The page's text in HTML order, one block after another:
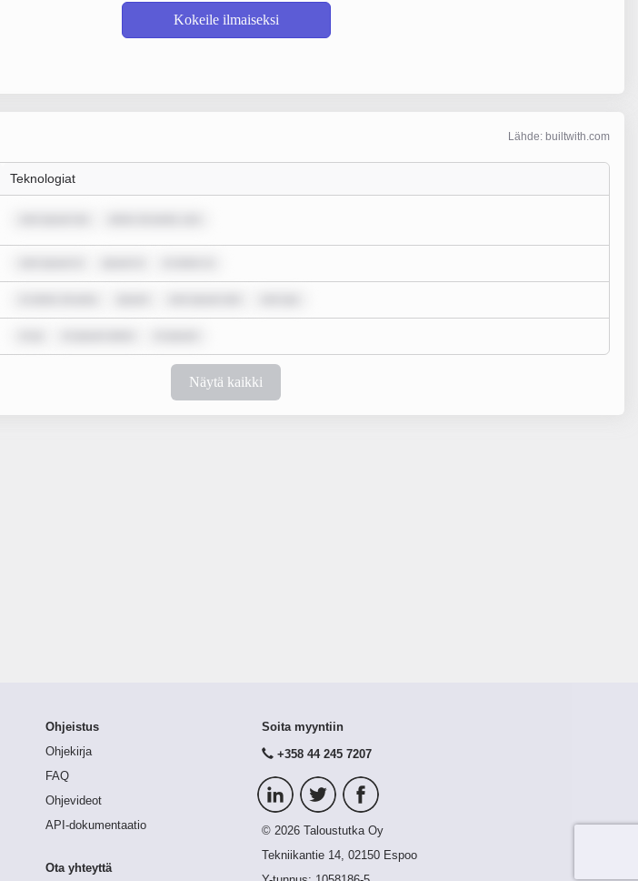
Kokeile ilmaiseksi
Lähde: builtwith.com
Teknologiat
Näytä kaikki
Ohjeistus
Ohjekirja
FAQ
Ohjevideot
API-dokumentaatio
Ota yhteyttä
Soita myyntiin
+358 44 245 7207
© 2026 Taloustutka Oy
Tekniikantie 14, 02150 Espoo